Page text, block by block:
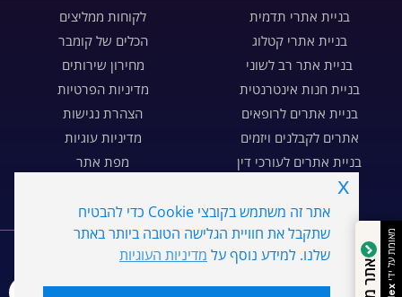
בניית אתרי תדמית
בניית אתרי קטלוג
בניית אתר רב לשוני
בניית חנות אינטרנטית
בניית אתרים לרופאים
אתרים לקבלנים ויזמים
בניית אתרים לעורכי דין
בניית דפי נחיתה
לקוחות ממליצים
הכלים של קומבר
מחירון שירותים
מדיניות הפרטיות
הצהרת נגישות
מדיניות עוגיות
מפת אתר
WE MARKETING מאומת על ידי
אתר זה משתמש בקובצי Cookie כדי להבטיח
שתקבל את חוויית הגלישה הטובה ביותר באתר
שלנו. למידע נוסף על מדיניות העוגיות
x